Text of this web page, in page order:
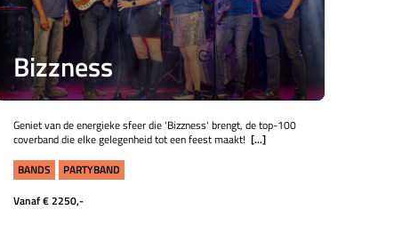
Bizzness
Geniet van de energieke sfeer die 'Bizzness' brengt, de top-100
coverband die elke gelegenheid tot een feest maakt! [...]
BANDS
PARTYBAND
Vanaf € 2250,-